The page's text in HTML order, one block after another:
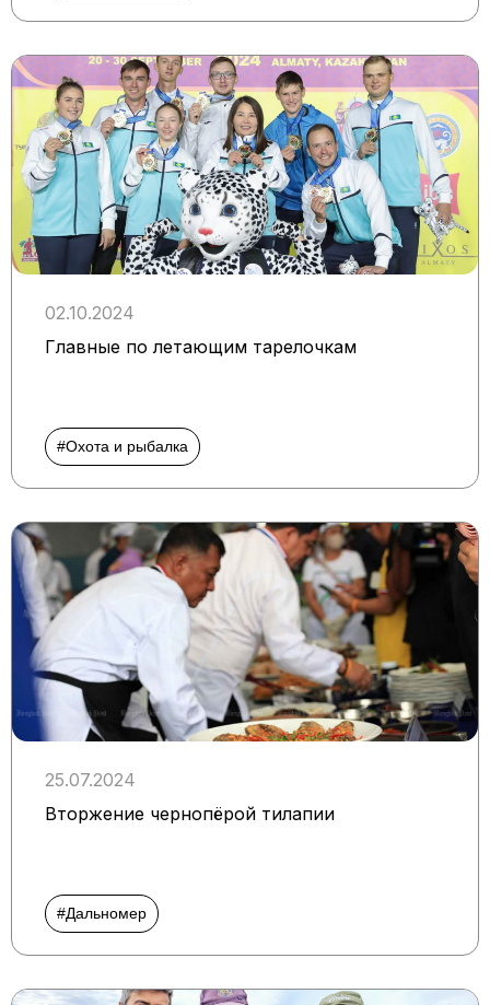
02.10.2024
Главные по летающим тарелочкам
#Охота и рыбалка
25.07.2024
Вторжение чернопёрой тилапии
#Дальномер